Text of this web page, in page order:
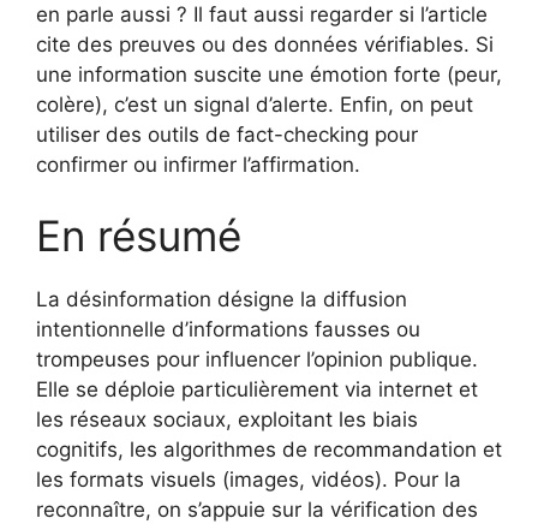
en parle aussi ? Il faut aussi regarder si l’article
cite des preuves ou des données vérifiables. Si
une information suscite une émotion forte (peur,
colère), c’est un signal d’alerte. Enfin, on peut
utiliser des outils de fact-checking pour
confirmer ou infirmer l’affirmation.
En résumé
La désinformation désigne la diffusion
intentionnelle d’informations fausses ou
trompeuses pour influencer l’opinion publique.
Elle se déploie particulièrement via internet et
les réseaux sociaux, exploitant les biais
cognitifs, les algorithmes de recommandation et
les formats visuels (images, vidéos). Pour la
reconnaître, on s’appuie sur la vérification des